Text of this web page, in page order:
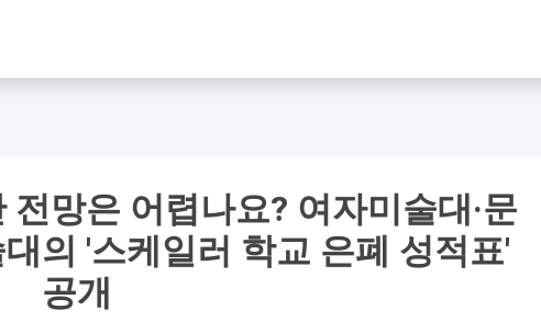
망은 어렵나요? 여자미술대·문
의 '스케일러 학교 은폐 성적표'
공개